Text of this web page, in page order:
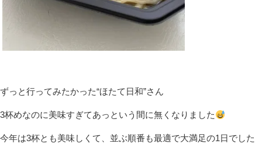
ずっと行ってみたかった“ほたて日和”さん
3杯めなのに美味すぎてあっという間に無くなりました
今年は3杯とも美味しくて、並ぶ順番も最適で大満足の1日でした